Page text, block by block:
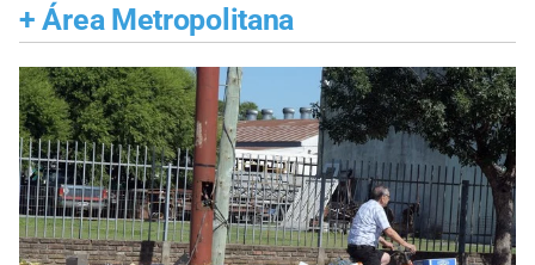
+ Área Metropolitana